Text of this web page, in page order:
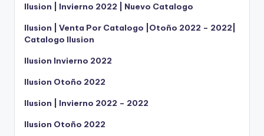
Ilusion | Invierno 2022 | Nuevo Catalogo
Ilusion | Venta Por Catalogo |Otoño 2022 – 2022|
Catalogo Ilusion
Ilusion Invierno 2022
Ilusion Otoño 2022
Ilusion | Invierno 2022 – 2022
Ilusion Otoño 2022